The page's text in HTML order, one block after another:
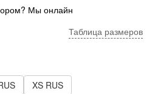
Мы онлайн
Таблица размеров
XS RUS